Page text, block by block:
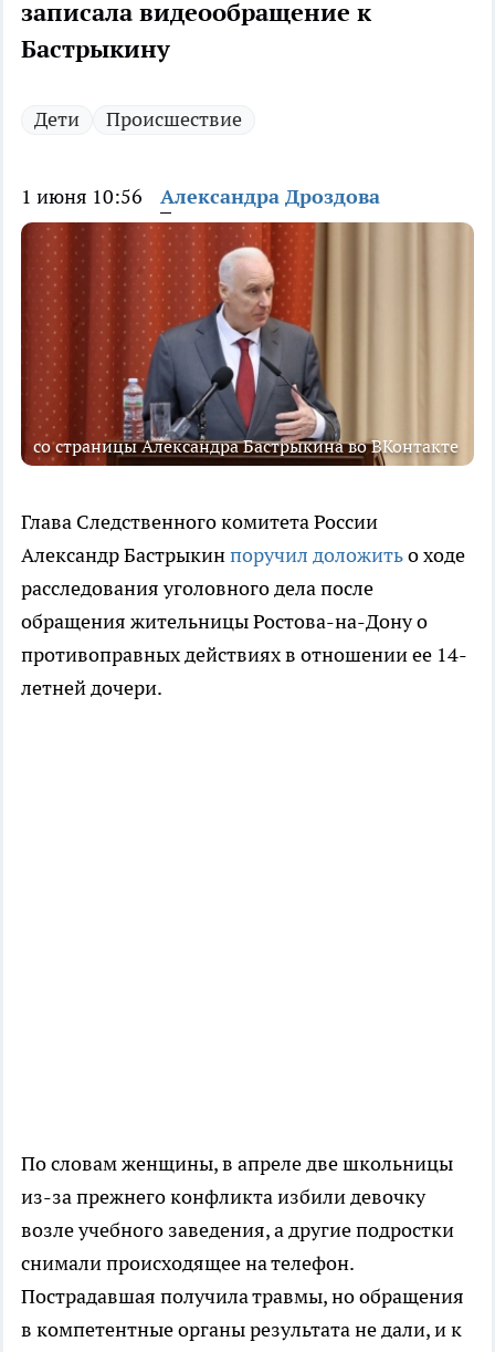
записала видеообращение к
Бастрыкину
Дети Происшествие
1 июня 10:56 Александра Дроздова
со страницы Александра Бастрыкина во ВКонтакте
Глава Следственного комитета России
Александр Бастрыкинпоручил доложитьо ходе
расследования уголовного дела после
обращения жительницы Ростова-на-Дону о
противоправных действиях в отношении ее 14-
летней дочери.
По словам женщины, в апреле две школьницы
из-за прежнего конфликта избили девочку
возле учебного заведения, а другие подростки
снимали происходящее на телефон.
Пострадавшая получила травмы, но обращения
в компетентные органы результата не дали, и к